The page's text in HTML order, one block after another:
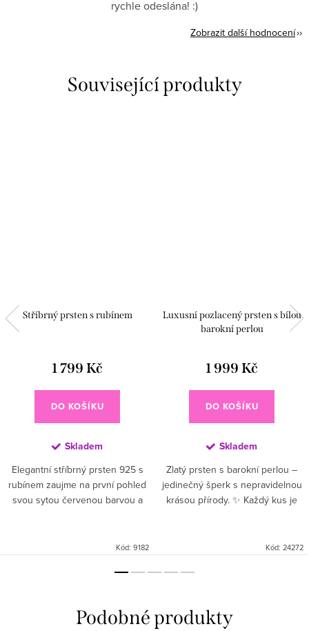
rychle odeslána! :)
Zobrazit další hodnocení
Související produkty
Stříbrný prsten s rubínem
1 799 Kč
DO KOŠÍKU
Skladem
Elegantní stříbrný prsten 925 s
rubínem zaujme na první pohled
svou sytou červenou barvou a
vyniknout přirozenou krásu...
Kód: 9182
Luxusní pozlacený prsten s bílou
barokní perlou
1 999 Kč
DO KOŠÍKU
Skladem
Zlatý prsten s barokní perlou –
jedinečný šperk s nepravidelnou
krásou přírody. ✨ Každý kus je
výjimečné chvíle...Kód: 24272